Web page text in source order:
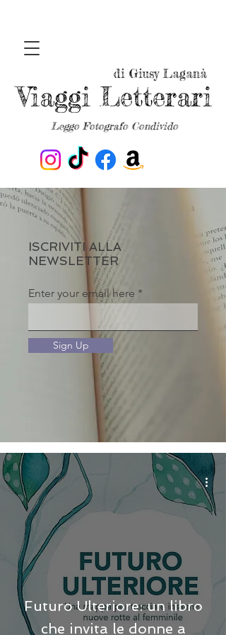
Leggo Fotografo Condivido
Viaggi Letterari
di Giusy Laganà
ISCRIVITI ALLA
NEWSLETTER
Enter your email here
Sign Up
Futuro Ulteriore: un libro
che invita le donne a